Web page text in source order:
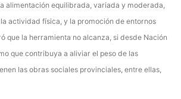
alimentación equilibrada, variada y moderada,
actividad física, y la promoción de entornos
que la herramienta no alcanza, si desde Nación
que contribuya a aliviar el peso de las
las obras sociales provinciales, entre ellas,